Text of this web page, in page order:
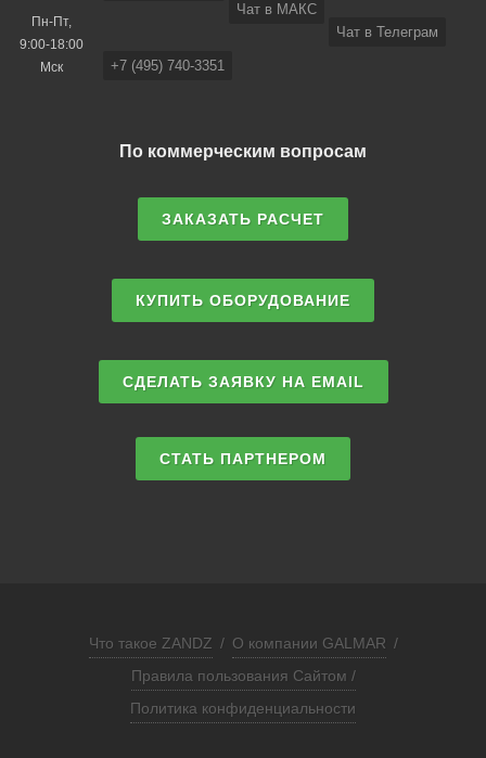
Пн-Пт,
9:00-18:00
Мск
Чат в МАКС
Чат в Телеграм
+7 (495) 740-3351
По коммерческим вопросам
ЗАКАЗАТЬ РАСЧЕТ
КУПИТЬ ОБОРУДОВАНИЕ
СДЕЛАТЬ ЗАЯВКУ НА EMAIL
СТАТЬ ПАРТНЕРОМ
Что такое ZANDZ / О компании GALMAR /
Правила пользования Сайтом /
Политика конфиденциальности